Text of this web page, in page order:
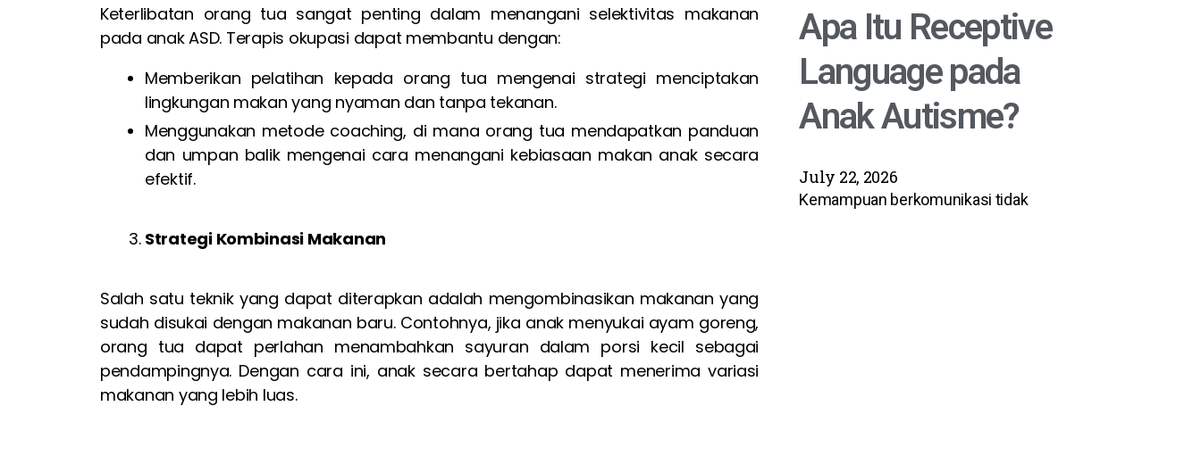
Keterlibatan orang tua sangat penting dalam menangani selektivitas makanan
pada anak ASD. Terapis okupasi dapat membantu dengan:
Memberikan pelatihan kepada orang tua mengenai strategi menciptakan
lingkungan makan yang nyaman dan tanpa tekanan.
Menggunakan metode coaching, di mana orang tua mendapatkan panduan
dan umpan balik mengenai cara menangani kebiasaan makan anak secara
efektif.
Strategi Kombinasi Makanan
Salah satu teknik yang dapat diterapkan adalah mengombinasikan makanan yang
sudah disukai dengan makanan baru. Contohnya, jika anak menyukai ayam goreng,
orang tua dapat perlahan menambahkan sayuran dalam porsi kecil sebagai
pendampingnya. Dengan cara ini, anak secara bertahap dapat menerima variasi
makanan yang lebih luas.
Apa Itu Receptive
Language pada
Anak Autisme?
July 22, 2026
Kemampuan berkomunikasi tidak